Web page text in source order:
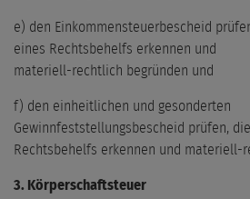
e) den Einkommensteuerbescheid
eines Rechtsbehelfs erkennen und
materiell-rechtlich begründen und
f) den einheitlichen und gesonderten
Gewinnfeststellungsbescheid prüfen,
Rechtsbehelfs erkennen und materiell-
3. Körperschaftsteuer